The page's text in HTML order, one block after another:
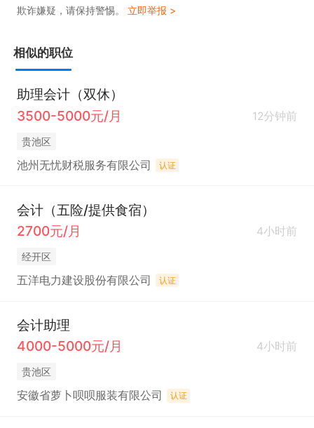
欺诈嫌疑，请保持警惕。 立即举报 >
相似的职位
助理会计（双休）
3500-5000元/月
12分钟前
贵池区
池州无忧财税服务有限公司 认证
会计（五险/提供食宿）
2700元/月
4小时前
经开区
五洋电力建设股份有限公司 认证
会计助理
4000-5000元/月
4小时前
贵池区
安徽省萝卜呗呗服装有限公司 认证